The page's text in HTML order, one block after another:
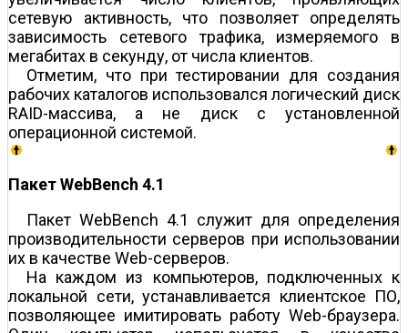
сетевую активность, что позволяет определять
зависимость сетевого трафика, измеряемого в
мегабитах в секунду, от числа клиентов.
Отметим, что при тестировании для создания
рабочих каталогов использовался логический диск
RAID-массива, а не диск с установленной
операционной системой.
Пакет WebBench 4.1
Пакет WebBench 4.1 служит для определения
производительности серверов при использовании
их в качестве Web-серверов.
На каждом из компьютеров, подключенных к
локальной сети, устанавливается клиентское ПО,
позволяющее имитировать работу Web-браузера.